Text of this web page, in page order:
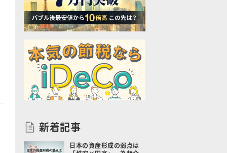
新着記事
日本の資産形成の弱点は